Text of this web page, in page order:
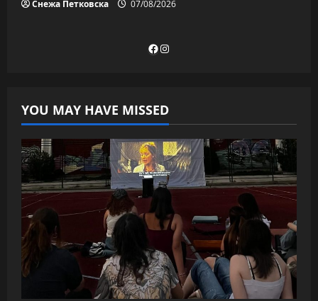
Снежа Петковска 07/08/2026
Facebook
Instagram
YOU MAY HAVE MISSED